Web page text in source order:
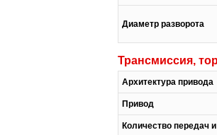
Диаметр разворота
Трансмиссия,
Архитектура привода
Привод
Количество передач